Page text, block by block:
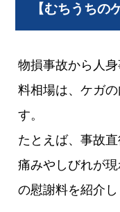
【むちうちの
物損事故から人
料相場は、ケガ
す。
たとえば、事故
痛みやしびれが
の慰謝料を紹介し